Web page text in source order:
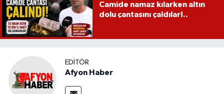
Camide namaz kılarken altın
dolu çantasını çaldılar!..
EDITÖR
Afyon Haber